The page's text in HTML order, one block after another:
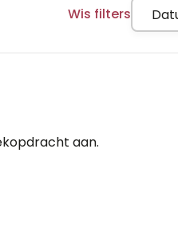
Wis filters
aan.